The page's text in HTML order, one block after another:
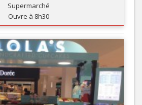
Supermarché
Ouvre à 8h30